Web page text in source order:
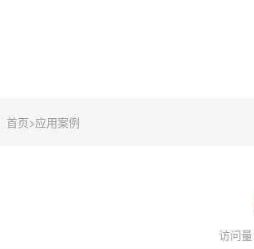
首页>应用案例
访问